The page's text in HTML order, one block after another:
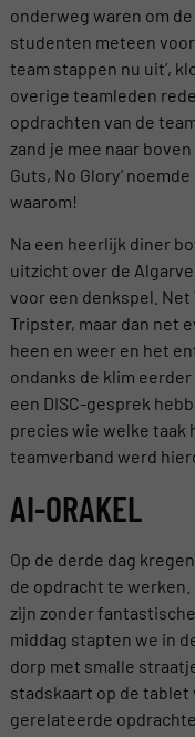
onderweg waren om
studenten meteen
team stappen nu uit’,
overige teamleden
opdrachten van de
zand je mee naar
Guts, No Glory’
waarom!
Na een heerlijk diner
uitzicht over de
voor een denkspel. Net
Tripster, maar dan net
heen en weer en het
ondanks de klim
een DISC-gesprek
precies wie welke taak
teamverband werd
AI-ORAKEL
Op de derde dag
de opdracht te werken.
zijn zonder
middag stapten we in
dorp met smalle
stadskaart op de
gerelateerde